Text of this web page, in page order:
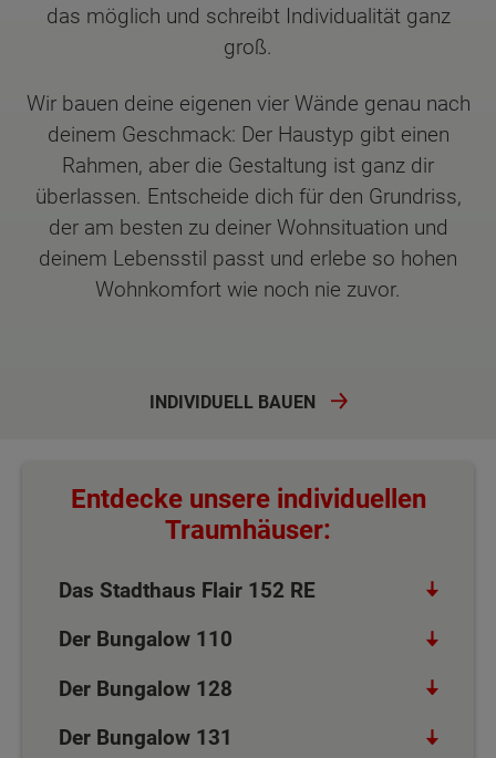
das möglich und schreibt Individualität ganz
groß.
Wir bauen deine eigenen vier Wände genau nach
deinem Geschmack: Der Haustyp gibt einen
Rahmen, aber die Gestaltung ist ganz dir
überlassen. Entscheide dich für den Grundriss,
der am besten zu deiner Wohnsituation und
deinem Lebensstil passt und erlebe so hohen
Wohnkomfort wie noch nie zuvor.
INDIVIDUELL BAUEN
Entdecke unsere individuellen
Traumhäuser:
Das Stadthaus Flair 152 RE
Der Bungalow 110
Der Bungalow 128
Der Bungalow 131